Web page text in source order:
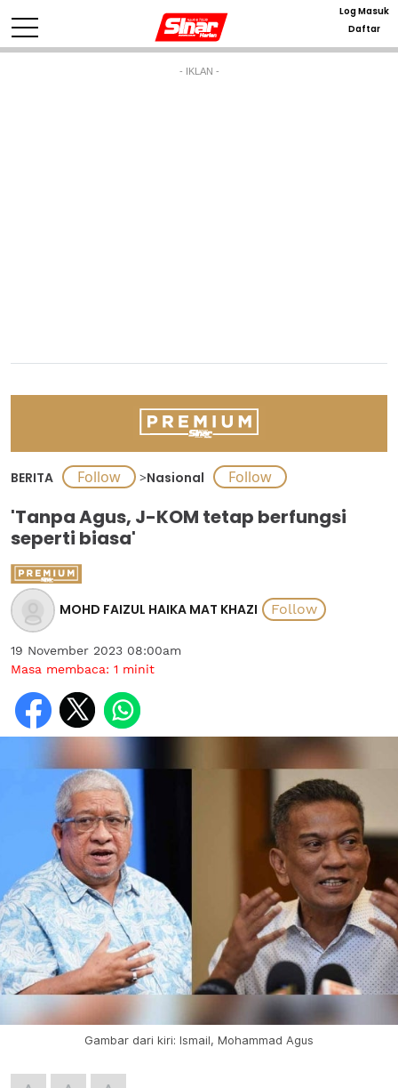
Log Masuk
Daftar
- IKLAN -
BERITA >Nasional
'Tanpa Agus, J-KOM tetap berfungsi
seperti biasa'
MOHD FAIZUL HAIKA MAT KHAZI
19 November 2023 08:00am
Masa membaca: 1 minit
Gambar dari kiri: Ismail, Mohammad Agus